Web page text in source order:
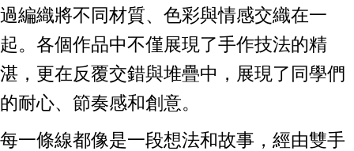
過編織將不同材質、色彩與情感交織在一
起。各個作品中不僅展現了手作技法的精
湛，更在反覆交錯與堆疊中，展現了同學們
的耐心、節奏感和創意。
每一條線都像是一段想法和故事，經由雙手